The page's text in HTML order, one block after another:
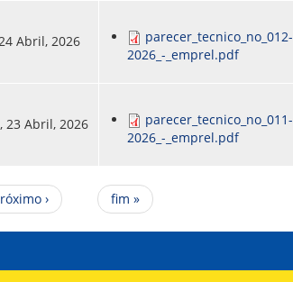
Abril, 2026
parecer_tecnico_no_012-
2026_-_emprel.pdf
Abril, 2026
parecer_tecnico_no_011-
2026_-_emprel.pdf
› fim »